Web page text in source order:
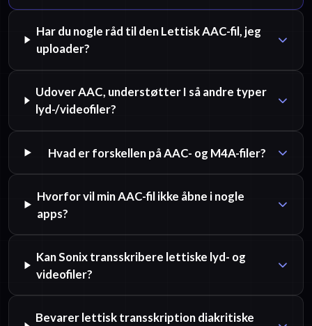
Har du nogle råd til den Lettisk AAC-fil, jeg
uploader?
Udover AAC, understøtter I så andre typer
lyd-/videofiler?
Hvad er forskellen på AAC- og M4A-filer?
Hvorfor vil min AAC-fil ikke åbne i nogle
apps?
Kan Sonix transskribere lettiske lyd- og
videofiler?
Bevarer lettisk transskription diakritiske